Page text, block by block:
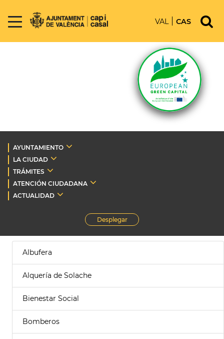
VAL CAS
AYUNTAMIENTO
LA CIUDAD
TRÁMITES
ATENCIÓN CIUDADANA
ACTUALIDAD
Desplegar
Albufera
Alquería de Solache
Bienestar Social
Bomberos